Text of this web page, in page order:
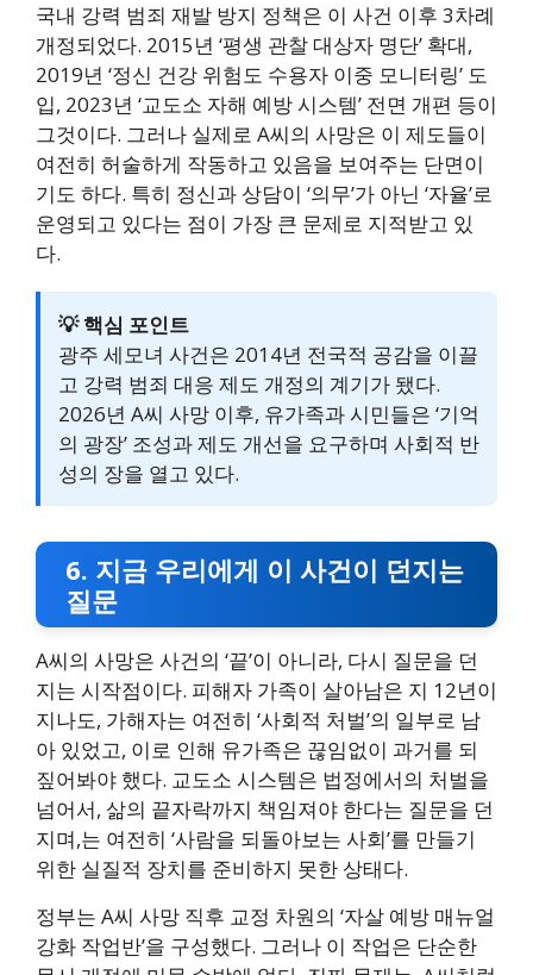
국내 강력 범죄 재발 방지 정책은 이 사건 이후 3차례
개정되었다. 2015년 ‘평생 관찰 대상자 명단’ 확대,
2019년 ‘정신 건강 위험도 수용자 이중 모니터링’ 도
입, 2023년 ‘교도소 자해 예방 시스템’ 전면 개편 등이
그것이다. 그러나 실제로 A씨의 사망은 이 제도들이
여전히 허술하게 작동하고 있음을 보여주는 단면이
기도 하다. 특히 정신과 상담이 ‘의무’가 아닌 ‘자율’로
운영되고 있다는 점이 가장 큰 문제로 지적받고 있
다.
💡 핵심 포인트
광주 세모녀 사건은 2014년 전국적 공감을 이끌
고 강력 범죄 대응 제도 개정의 계기가 됐다.
2026년 A씨 사망 이후, 유가족과 시민들은 ‘기억
의 광장’ 조성과 제도 개선을 요구하며 사회적 반
성의 장을 열고 있다.
6. 지금 우리에게 이 사건이 던지는
질문
A씨의 사망은 사건의 ‘끝’이 아니라, 다시 질문을 던
지는 시작점이다. 피해자 가족이 살아남은 지 12년이
지나도, 가해자는 여전히 ‘사회적 처벌’의 일부로 남
아 있었고, 이로 인해 유가족은 끊임없이 과거를 되
짚어봐야 했다. 교도소 시스템은 법정에서의 처벌을
넘어서, 삶의 끝자락까지 책임져야 한다는 질문을 던
지며,는 여전히 ‘사람을 되돌아보는 사회’를 만들기
위한 실질적 장치를 준비하지 못한 상태다.
정부는 A씨 사망 직후 교정 차원의 ‘자살 예방 매뉴얼
강화 작업반’을 구성했다. 그러나 이 작업은 단순한